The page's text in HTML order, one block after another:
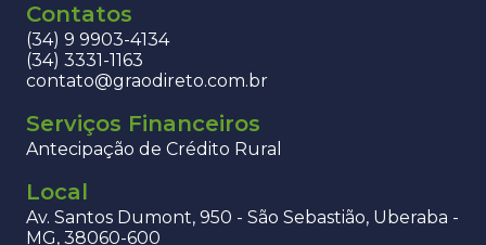
Contatos
(34) 9 9903-4134
(34) 3331-1163
contato@graodireto.com.br
Serviços Financeiros
Antecipação de Crédito Rural
Local
Av. Santos Dumont, 950 - São Sebastião, Uberaba -
MG, 38060-600